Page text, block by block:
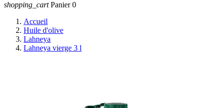
shopping_cart Panier 0
Accueil
Huile d'olive
Lahneya
Lahneya vierge 3 l